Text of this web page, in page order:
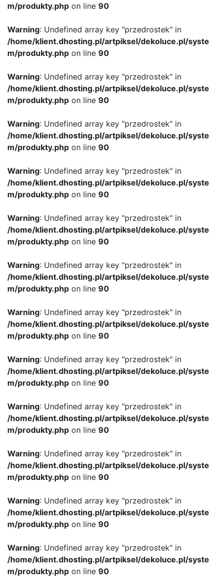
m/produkty.php on line 90
Warning: Undefined array key "przedrostek" in
/home/klient.dhosting.pl/artpiksel/dekoluce.pl/syste
m/produkty.php on line 90
Warning: Undefined array key "przedrostek" in
/home/klient.dhosting.pl/artpiksel/dekoluce.pl/syste
m/produkty.php on line 90
Warning: Undefined array key "przedrostek" in
/home/klient.dhosting.pl/artpiksel/dekoluce.pl/syste
m/produkty.php on line 90
Warning: Undefined array key "przedrostek" in
/home/klient.dhosting.pl/artpiksel/dekoluce.pl/syste
m/produkty.php on line 90
Warning: Undefined array key "przedrostek" in
/home/klient.dhosting.pl/artpiksel/dekoluce.pl/syste
m/produkty.php on line 90
Warning: Undefined array key "przedrostek" in
/home/klient.dhosting.pl/artpiksel/dekoluce.pl/syste
m/produkty.php on line 90
Warning: Undefined array key "przedrostek" in
/home/klient.dhosting.pl/artpiksel/dekoluce.pl/syste
m/produkty.php on line 90
Warning: Undefined array key "przedrostek" in
/home/klient.dhosting.pl/artpiksel/dekoluce.pl/syste
m/produkty.php on line 90
Warning: Undefined array key "przedrostek" in
/home/klient.dhosting.pl/artpiksel/dekoluce.pl/syste
m/produkty.php on line 90
Warning: Undefined array key "przedrostek" in
/home/klient.dhosting.pl/artpiksel/dekoluce.pl/syste
m/produkty.php on line 90
Warning: Undefined array key "przedrostek" in
/home/klient.dhosting.pl/artpiksel/dekoluce.pl/syste
m/produkty.php on line 90
Warning: Undefined array key "przedrostek" in
/home/klient.dhosting.pl/artpiksel/dekoluce.pl/syste
m/produkty.php on line 90